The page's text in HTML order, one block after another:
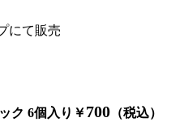
にて販売
ク 6個入り￥700 （税込）